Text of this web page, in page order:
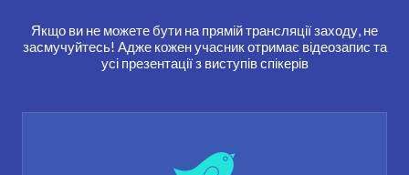
Якщо ви не можете бути на прямій трансляції заходу, не
засмучуйтесь! Адже кожен учасник отримає відеозапис та
усі презентації з виступів спікерів